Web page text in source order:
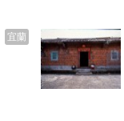
宜蘭